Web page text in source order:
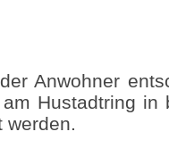
Anwohner
Hustadtring in
werden.